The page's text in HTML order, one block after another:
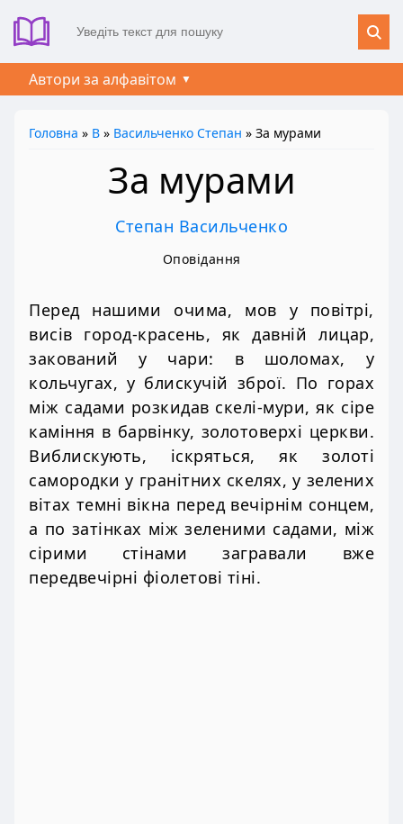
Автори за алфавітом
Головна » В » Васильченко Степан » За мурами
За мурами
Степан Васильченко
Оповідання
Перед нашими очима, мов у повітрі,
висів город-красень, як давній лицар,
закований у чари: в шоломах, у
кольчугах, у блискучій зброї. По горах
між садами розкидав скелі-мури, як сіре
каміння в барвінку, золотоверхі церкви.
Виблискують, іскряться, як золоті
самородки у гранітних скелях, у зелених
вітах темні вікна перед вечірнім сонцем,
а по затінках між зеленими садами, між
сірими стінами загравали вже
передвечірні фіолетові тіні.